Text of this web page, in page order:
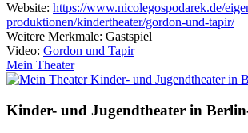
Website: https://www.nicolegospodarek.de/
produktionen/kindertheater/gordon-und-tapir/
Weitere Merkmale: Gastspiel
Video: Gordon und Tapir
Mein Theater
Kinder- und Jugendtheater in